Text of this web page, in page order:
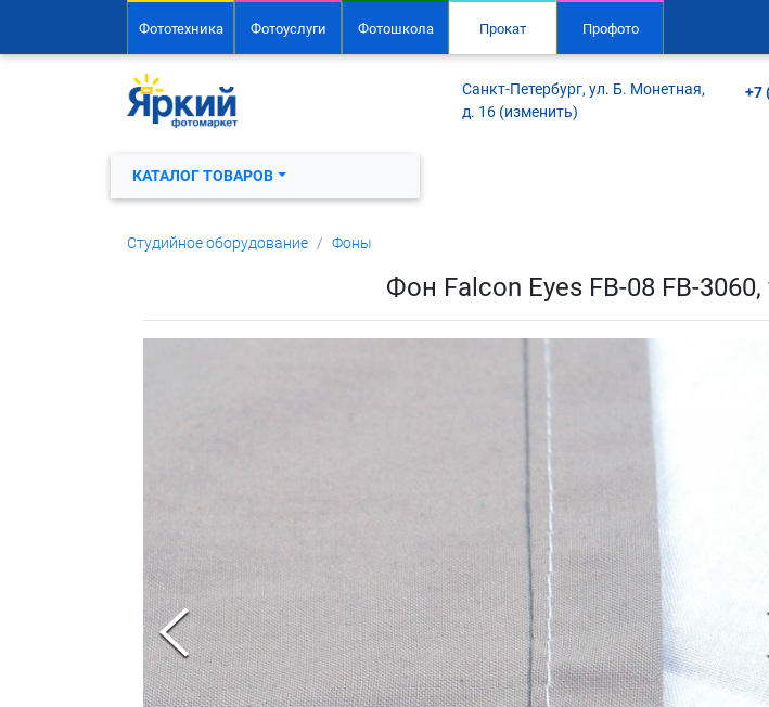
Фототехника Фотоуслуги Фотошкола Прокат Профото
Санкт-Петербург, ул. Б. Монетная,
д. 16 (изменить)
+7
КАТАЛОГ ТОВАРОВ
Студийное оборудование Фоны
Фон Falcon Eyes FB-08 FB-